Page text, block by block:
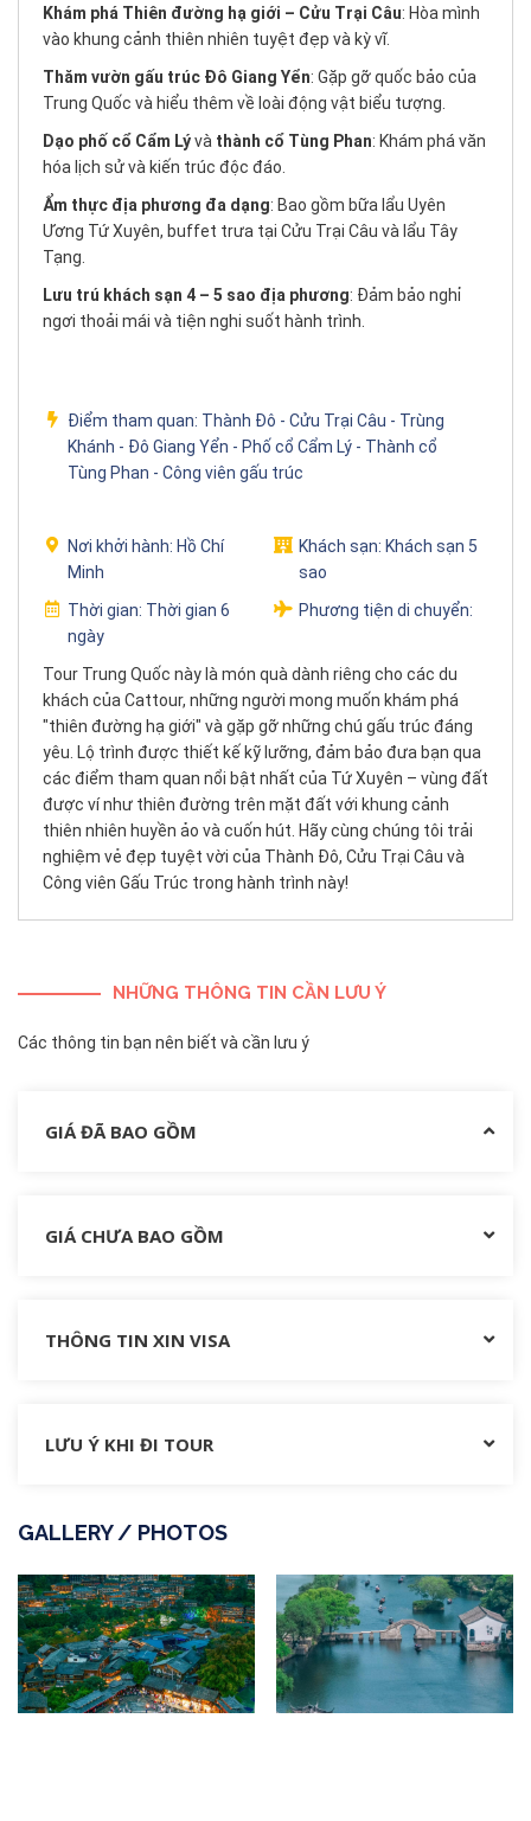
Khám phá Thiên đường hạ giới – Cửu Trại Câu: Hòa mình
vào khung cảnh thiên nhiên tuyệt đẹp và kỳ vĩ.
Thăm vườn gấu trúc Đô Giang Yển: Gặp gỡ quốc bảo của
Trung Quốc và hiểu thêm về loài động vật biểu tượng.
Dạo phố cổ Cẩm Lývà thành cổ Tùng Phan: Khám phá văn
hóa lịch sử và kiến trúc độc đáo.
Ẩm thực địa phương đa dạng: Bao gồm bữa lẩu Uyên
Ương Tứ Xuyên, buffet trưa tại Cửu Trại Câu và lẩu Tây
Tạng.
Lưu trú khách sạn 4 – 5 sao địa phương: Đảm bảo nghỉ
ngơi thoải mái và tiện nghi suốt hành trình.
Điểm tham quan: Thành Đô - Cửu Trại Câu - Trùng
Khánh - Đô Giang Yển - Phố cổ Cẩm Lý - Thành cổ
Tùng Phan - Công viên gấu trúc
Nơi khởi hành: Hồ Chí
Minh
Khách sạn: Khách sạn 5
sao
Thời gian: Thời gian 6
ngày
Phương tiện di chuyển:
Tour Trung Quốc này là món quà dành riêng cho các du
khách của Cattour, những người mong muốn khám phá
"thiên đường hạ giới" và gặp gỡ những chú gấu trúc đáng
yêu. Lộ trình được thiết kế kỹ lưỡng, đảm bảo đưa bạn qua
các điểm tham quan nổi bật nhất của Tứ Xuyên – vùng đất
được ví như thiên đường trên mặt đất với khung cảnh
thiên nhiên huyền ảo và cuốn hút. Hãy cùng chúng tôi trải
nghiệm vẻ đẹp tuyệt vời của Thành Đô, Cửu Trại Câu và
Công viên Gấu Trúc trong hành trình này!
NHỮNG THÔNG TIN CẦN LƯU Ý
Các thông tin bạn nên biết và cần lưu ý
GIÁ ĐÃ BAO GỒM
GIÁ CHƯA BAO GỒM
THÔNG TIN XIN VISA
LƯU Ý KHI ĐI TOUR
GALLERY / PHOTOS